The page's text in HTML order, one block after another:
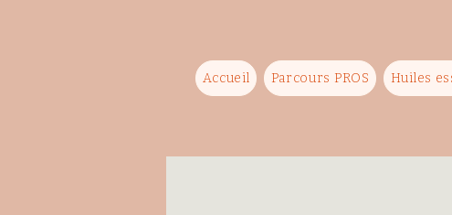
Accueil Parcours PROS Huiles